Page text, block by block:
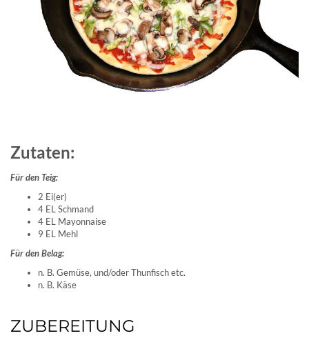
Zutaten:
Für den Teig:
2 Ei(er)
4 EL Schmand
4 EL Mayonnaise
9 EL Mehl
Für den Belag:
n. B. Gemüse, und/oder Thunfisch etc.
n. B. Käse
ZUBEREITUNG